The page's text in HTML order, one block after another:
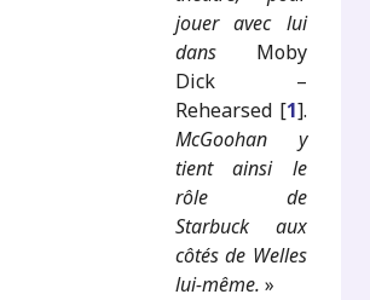
jouer avec lui
dans Moby
Dick –
Rehearsed [1].
McGoohan y
tient ainsi le
rôle de
Starbuck aux
côtés de Welles
lui-même. »